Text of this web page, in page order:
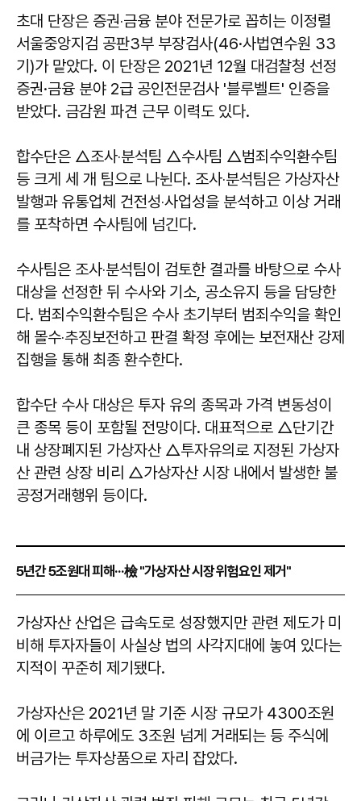
초대 단장은 증권‧금융 분야 전문가로 꼽히는 이정렬
서울중앙지검 공판3부 부장검사(46·사법연수원 33
기)가 맡았다. 이 단장은 2021년 12월 대검찰청 선정
증권·금융 분야 2급 공인전문검사 '블루벨트' 인증을
받았다. 금감원 파견 근무 이력도 있다.
합수단은 △조사‧분석팀 △수사팀 △범죄수익환수팀
등 크게 세 개 팀으로 나뉜다. 조사‧분석팀은 가상자산
발행과 유통업체 건전성‧사업성을 분석하고 이상 거래
를 포착하면 수사팀에 넘긴다.
수사팀은 조사‧분석팀이 검토한 결과를 바탕으로 수사
대상을 선정한 뒤 수사와 기소, 공소유지 등을 담당한
다. 범죄수익환수팀은 수사 초기부터 범죄수익을 확인
해 몰수‧추징보전하고 판결 확정 후에는 보전재산 강제
집행을 통해 최종 환수한다.
합수단 수사 대상은 투자 유의 종목과 가격 변동성이
큰 종목 등이 포함될 전망이다. 대표적으로 △단기간
내 상장폐지된 가상자산 △투자유의로 지정된 가상자
산 관련 상장 비리 △가상자산 시장 내에서 발생한 불
공정거래행위 등이다.
5년간 5조원대 피해···檢 "가상자산 시장 위험요인 제거"
가상자산 산업은 급속도로 성장했지만 관련 제도가 미
비해 투자자들이 사실상 법의 사각지대에 놓여 있다는
지적이 꾸준히 제기됐다.
가상자산은 2021년 말 기준 시장 규모가 4300조원
에 이르고 하루에도 3조원 넘게 거래되는 등 주식에
버금가는 투자상품으로 자리 잡았다.